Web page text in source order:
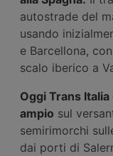
autostrade del
usando
e Barcellona,
scalo iberico a
Oggi Trans
ampio sul
semirimorchi
dai porti di